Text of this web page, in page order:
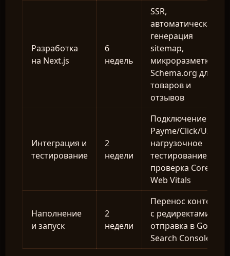
Разработка
на Next.js
6
недель
SSR,
автоматическая
генерация
sitemap,
микроразметка
Schema.org для
товаров и
отзывов
Интеграция и
тестирование
2
недели
Подключение
Payme/Click/Uzum,
нагрузочное
тестирование,
проверка Core
Web Vitals
Наполнение
и запуск
2
недели
Перенос контента
с редиректами,
отправка в Google
Search Console